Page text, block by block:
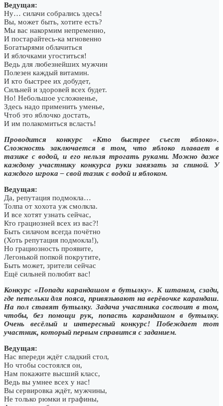
Ведущая:
Ну… силачи собрались здесь!
Вы, может быть, хотите есть?
Мы вас накормим непременно,
И постарайтесь-ка мгновенно
Богатырями облачиться
И яблочками угоститься!
Ведь для любезнейших мужчин
Полезен каждый витамин.
И кто быстрее их добудет,
Сильней и здоровей всех будет.
Но! Небольшое усложненье,
Здесь надо применить уменье,
Чтоб это яблочко достать,
И им полакомиться всласть!
Проводится конкурс «Кто быстрее съест яблоко».
Сложность заключается в том, что яблоко плавает в
тазике с водой, и его нельзя трогать руками. Можно даже
каждому участнику конкурса руки завязать за спиной. У
каждого игрока – свой тазик с водой и яблоком.
Ведущая:
Да, репутация подмокла…
Толпа от хохота уж смолкла.
И все хотят узнать сейчас,
Кто грациозней всех из вас?!
Быть силачом всегда почётно
(Хоть репутация подмокла!),
Но грациозность проявите,
Легонькой попкой покрутите,
Быть может, зрители сейчас
Ещё сильней полюбят вас!
Конкурс «Попади карандашом в бутылку». К штанам, сзади,
где петельки для пояса, привязывают на верёвочке карандаш.
На пол ставят бутылку. Задача участника состоит в том,
чтобы, без помощи рук, попасть карандашом в бутылку.
Очень весёлый и интересный конкурс! Побеждает тот
участник, который первым справится с заданием.
Ведущая:
Нас впереди ждёт сладкий стол,
Но чтобы состоялся он,
Нам покажите высший класс,
Ведь вы умнее всех у нас!
Вы сервировка ждёт, мужчины,
Не только рюмки и графины,